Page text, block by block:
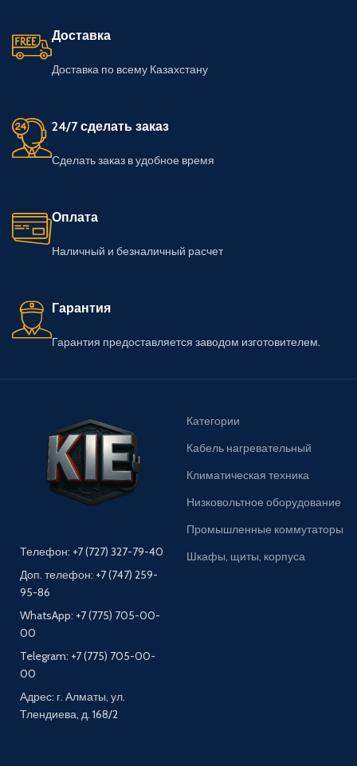
Доставка
Доставка по всему Казахстану
24/7 сделать заказ
Сделать заказ в удобное время
Оплата
Наличный и безналичный расчет
Гарантия
Гарантия предоставляется заводом изготовителем.
Телефон: +7 (727) 327-79-40
Доп. телефон: +7 (747) 259-
95-86
WhatsApp: +7 (775) 705-00-
00
Telegram: +7 (775) 705-00-
00
Адрес: г. Алматы, ул.
Тлендиева, д. 168/2
Категории
Кабель нагревательный
Климатическая техника
Низковольтное оборудование
Промышленные коммутаторы
Шкафы, щиты, корпуса